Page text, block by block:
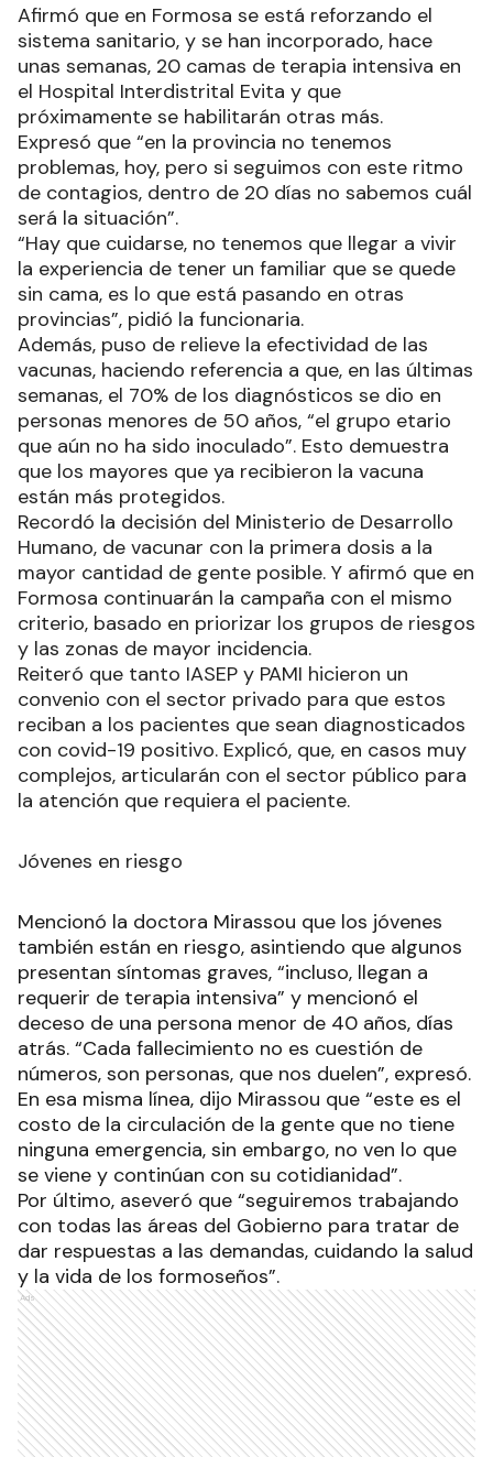
Afirmó que en Formosa se está reforzando el
sistema sanitario, y se han incorporado, hace
unas semanas, 20 camas de terapia intensiva en
el Hospital Interdistrital Evita y que
próximamente se habilitarán otras más.
Expresó que “en la provincia no tenemos
problemas, hoy, pero si seguimos con este ritmo
de contagios, dentro de 20 días no sabemos cuál
será la situación”.
“Hay que cuidarse, no tenemos que llegar a vivir
la experiencia de tener un familiar que se quede
sin cama, es lo que está pasando en otras
provincias”, pidió la funcionaria.
Además, puso de relieve la efectividad de las
vacunas, haciendo referencia a que, en las últimas
semanas, el 70% de los diagnósticos se dio en
personas menores de 50 años, “el grupo etario
que aún no ha sido inoculado”. Esto demuestra
que los mayores que ya recibieron la vacuna
están más protegidos.
Recordó la decisión del Ministerio de Desarrollo
Humano, de vacunar con la primera dosis a la
mayor cantidad de gente posible. Y afirmó que en
Formosa continuarán la campaña con el mismo
criterio, basado en priorizar los grupos de riesgos
y las zonas de mayor incidencia.
Reiteró que tanto IASEP y PAMI hicieron un
convenio con el sector privado para que estos
reciban a los pacientes que sean diagnosticados
con covid-19 positivo. Explicó, que, en casos muy
complejos, articularán con el sector público para
la atención que requiera el paciente.
Jóvenes en riesgo
Mencionó la doctora Mirassou que los jóvenes
también están en riesgo, asintiendo que algunos
presentan síntomas graves, “incluso, llegan a
requerir de terapia intensiva” y mencionó el
deceso de una persona menor de 40 años, días
atrás. “Cada fallecimiento no es cuestión de
números, son personas, que nos duelen”, expresó.
En esa misma línea, dijo Mirassou que “este es el
costo de la circulación de la gente que no tiene
ninguna emergencia, sin embargo, no ven lo que
se viene y continúan con su cotidianidad”.
Por último, aseveró que “seguiremos trabajando
con todas las áreas del Gobierno para tratar de
dar respuestas a las demandas, cuidando la salud
y la vida de los formoseños”.
Ads